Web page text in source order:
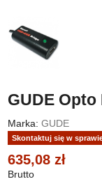
GUDE
Marka: GUDE
Skontaktuj się w
635,08 zł
Brutto